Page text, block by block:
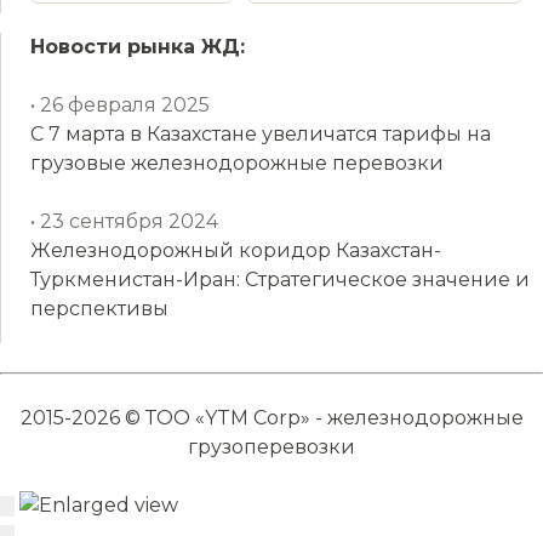
Новости рынка ЖД:
• 26 февраля 2025
С 7 марта в Казахстане увеличатся тарифы на
грузовые железнодорожные перевозки
• 23 сентября 2024
Железнодорожный коридор Казахстан-
Туркменистан-Иран: Стратегическое значение и
перспективы
2015-2026 © ТОО «YTM Corp» - железнодорожные
грузоперевозки